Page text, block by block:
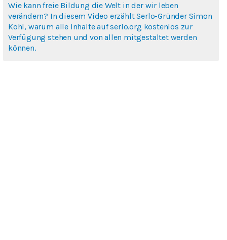
Wie kann freie Bildung die Welt in der wir leben
verändern? In diesem Video erzählt Serlo-Gründer Simon
Köhl, warum alle Inhalte auf serlo.org kostenlos zur
Verfügung stehen und von allen mitgestaltet werden
können.